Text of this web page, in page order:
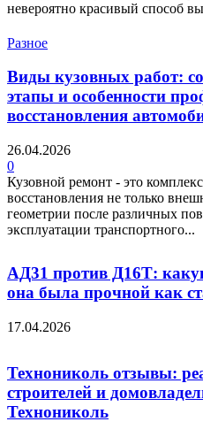
невероятно красивый способ
Разное
Виды кузовных работ:
этапы и особенности
восстановления
26.04.2026
0
Кузовной ремонт - это
восстановления не только
геометрии после различных
эксплуатации транспортного...
АД31 против Д16Т:
она была прочной как
17.04.2026
Технониколь отзывы:
строителей и
Технониколь